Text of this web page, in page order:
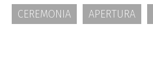
CEREMONIA APERTURA